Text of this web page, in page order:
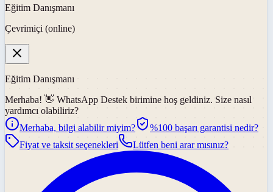
Eğitim Danışmanı
Çevrimiçi (online)
Eğitim Danışmanı
Merhaba! 👋 WhatsApp Destek birimine hoş geldiniz. Size nasıl
yardımcı olabiliriz?
Merhaba, bilgi alabilir miyim?
%100 başarı garantisi nedir?
Fiyat ve taksit seçenekleri
Lütfen beni arar mısınız?